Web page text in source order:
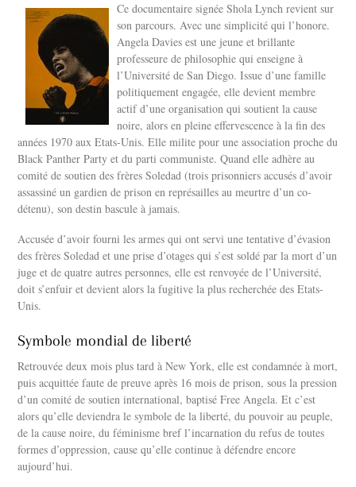
Ce documentaire signée Shola Lynch revient sur
son parcours. Avec une simplicité qui l’honore.
Angela Davies est une jeune et brillante
professeure de philosophie qui enseigne à
l’Université de San Diego. Issue d’une famille
politiquement engagée, elle devient membre
actif d’une organisation qui soutient la cause
noire, alors en pleine effervescence à la fin des
années 1970 aux Etats-Unis. Elle milite pour une association proche du
Black Panther Party et du parti communiste. Quand elle adhère au
comité de soutien des frères Soledad (trois prisonniers accusés d’avoir
assassiné un gardien de prison en représailles au meurtre d’un co-
détenu), son destin bascule à jamais.
Accusée d’avoir fourni les armes qui ont servi une tentative d’évasion
des frères Soledad et une prise d’otages qui s’est soldé par la mort d’un
juge et de quatre autres personnes, elle est renvoyée de l’Université,
doit s’enfuir et devient alors la fugitive la plus recherchée des Etats-
Unis.
Symbole mondial de liberté
Retrouvée deux mois plus tard à New York, elle est condamnée à mort,
puis acquittée faute de preuve après 16 mois de prison, sous la pression
d’un comité de soutien international, baptisé Free Angela. Et c’est
alors qu’elle deviendra le symbole de la liberté, du pouvoir au peuple,
de la cause noire, du féminisme bref l’incarnation du refus de toutes
formes d’oppression, cause qu’elle continue à défendre encore
aujourd’hui.